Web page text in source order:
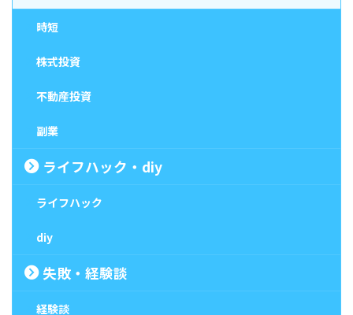
時短
株式投資
不動産投資
副業
ライフハック・diy
ライフハック
diy
失敗・経験談
経験談